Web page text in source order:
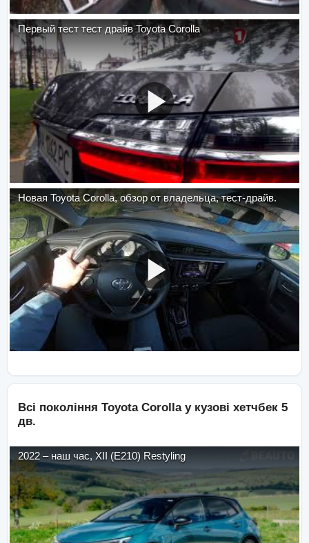
Первый тест тест драйв Toyota Corolla
Новая Toyota Corolla, обзор от владельца, тест-драйв.
Всі покоління Toyota Corolla у кузові хетчбек 5
дв.
2022 – наш час, XII (E210) Restyling